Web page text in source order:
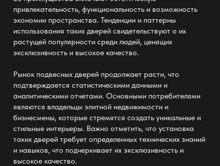
привлекательность, функциональность и возможность
экономии пространства. Тенденции и паттерны
использования таких дверей свидетельствуют о их
растущей популярности среди людей, ценящих
эксклюзивность и высокое качество.
Рынок подвесных дверейпродолжает расти, что
подтверждается статистическими данными и
аналитическими отчетами. Основными потребителями
являются владельцы элитной недвижимости и
бизнесмены, которые стремятся создать уникальные и
стильные интерьеры. Важно отметить, что установка
таких дверей требует определенных технических знаний
и навыков, что подчеркивает их эксклюзивность и
высокое качество.